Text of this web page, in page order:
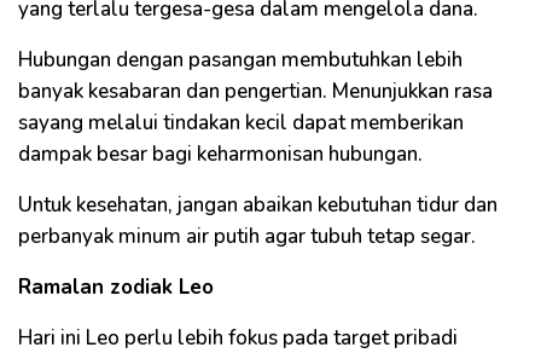
yang terlalu tergesa-gesa dalam mengelola dana.
Hubungan dengan pasangan membutuhkan lebih
banyak kesabaran dan pengertian. Menunjukkan rasa
sayang melalui tindakan kecil dapat memberikan
dampak besar bagi keharmonisan hubungan.
Untuk kesehatan, jangan abaikan kebutuhan tidur dan
perbanyak minum air putih agar tubuh tetap segar.
Ramalan zodiak Leo
Hari ini Leo perlu lebih fokus pada target pribadi